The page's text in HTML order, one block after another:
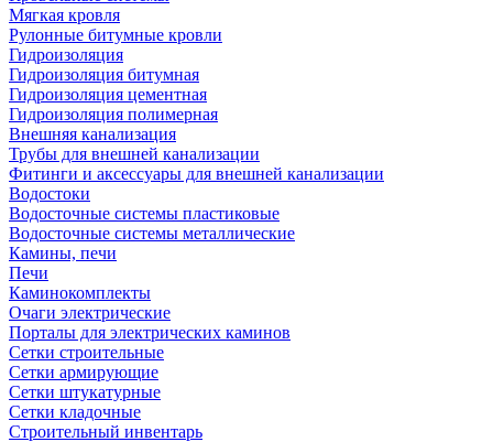
Мягкая кровля
Рулонные битумные кровли
Гидроизоляция
Гидроизоляция битумная
Гидроизоляция цементная
Гидроизоляция полимерная
Внешняя канализация
Трубы для внешней канализации
Фитинги и аксессуары для внешней канализации
Водостоки
Водосточные системы пластиковые
Водосточные системы металлические
Камины, печи
Печи
Каминокомплекты
Очаги электрические
Порталы для электрических каминов
Сетки строительные
Сетки армирующие
Сетки штукатурные
Сетки кладочные
Строительный инвентарь